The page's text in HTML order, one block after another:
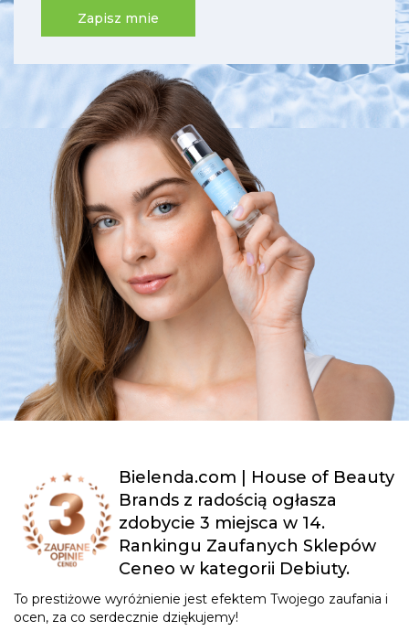
Zapisz mnie
Bielenda.com | House of Beauty
Brands z radością ogłasza
zdobycie 3 miejsca w 14.
Rankingu Zaufanych Sklepów
Ceneo w kategorii Debiuty.
To prestiżowe wyróżnienie jest efektem Twojego zaufania i
ocen, za co serdecznie dziękujemy!